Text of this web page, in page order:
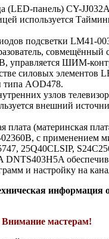
(LED-панель) CY-
используется
подсветки LM41-
совмещённый
управляется ШИМ-
силовых элементов
типа AOD478.
узлов
внешний
плата (материнская
с применением
25Q40CLSIP,
DNTS403H5A
и настройку на
информация
Внимание мастерам!